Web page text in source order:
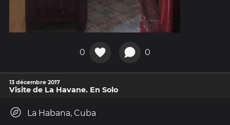
0 0
13 décembre 2017
Visite de La Havane. En Solo
La Habana, Cuba